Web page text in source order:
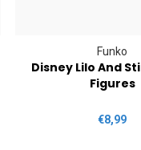
Funko
Disney Lilo And
Figures
€8,99